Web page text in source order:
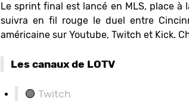
Le sprint final est lancé en MLS, place à
suivra en fil rouge le duel entre
américaine sur Youtube, Twitch et Kick.
Les canaux de LOTV
🟣 Twitch